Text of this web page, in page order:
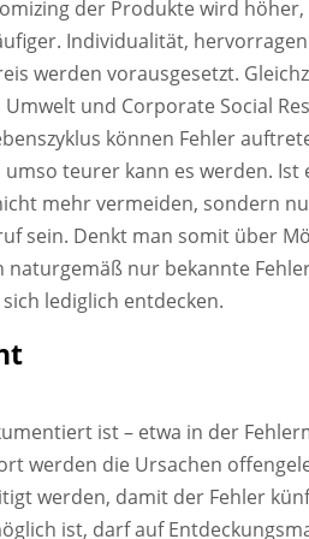
der Produkte wird
Individualität,
werden vorausgesetzt.
und Corporate Social
können Fehler
teurer kann es werden. Ist
mehr vermeiden, sondern
sein. Denkt man somit über
naturgemäß nur bekannte
lediglich entdecken.
ist – etwa in der
werden die Ursachen
werden, damit der Fehler
ist, darf auf